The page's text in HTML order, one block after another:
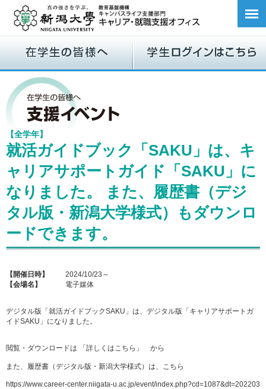
【全学年】
就活ガイドブック「SAKU」は、キ
ャリアサポートガイド「SAKU」に
なりました。 また、履歴書（デジ
タル版・新潟大学様式）もダウンロ
ードできます。
【開催日時】
2024/10/23～
【会場名】
電子媒体
デジタル版「就活ガイドブックSAKU」は、デジタル版「キャリアサポートガ
イドSAKU」になりました。
閲覧・ダウンロードは 「詳しくはこちら」 から
また、履歴書（デジタル版・新潟大学様式）は、こちら
https://www.career-center.niigata-u.ac.jp/event/index.php?cd=1087&dt=202203